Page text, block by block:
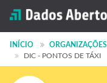
Conjuntos de dados
Organizações
INÍCIO ORGANIZAÇÕES
DIC - PONTOS DE TÁXI